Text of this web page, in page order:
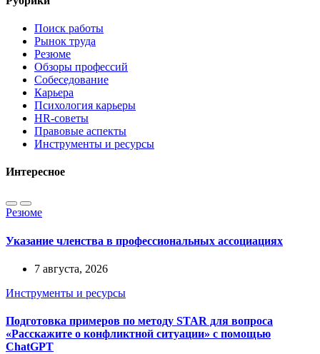
Поиск работы
Рынок труда
Резюме
Обзоры профессий
Собеседование
Карьера
Психология карьеры
HR-советы
Правовые аспекты
Инструменты и ресурсы
Интересное
Резюме
Указание членства в профессиональных ассоциациях
7 августа, 2026
Инструменты и ресурсы
Подготовка примеров по методу STAR для вопроса
«Расскажите о конфликтной ситуации» с помощью
ChatGPT